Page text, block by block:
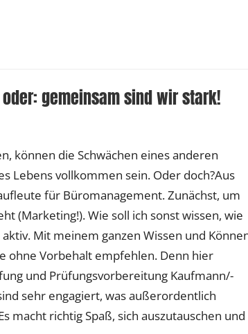
oder: gemeinsam sind wir stark!
können die Schwächen eines anderen
Lebens vollkommen sein. Oder doch?Aus
für Büromanagement. Zunächst, um
(Marketing!). Wie soll ich sonst wissen, wie
Mit meinem ganzen Wissen und
ohne Vorbehalt empfehlen. Denn hier
und Prüfungsvorbereitung Kaufmann/-
sehr engagiert, was außerordentlich
macht richtig Spaß, sich auszutauschen und